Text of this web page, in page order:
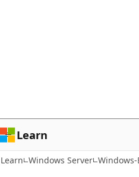
Learn
Learn Windows Server